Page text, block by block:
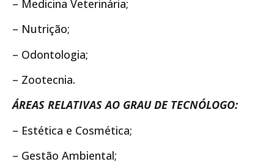
– Medicina Veterinária;
– Nutrição;
– Odontologia;
– Zootecnia.
ÁREAS RELATIVAS AO GRAU DE TECNÓLOGO:
– Estética e Cosmética;
– Gestão Ambiental;